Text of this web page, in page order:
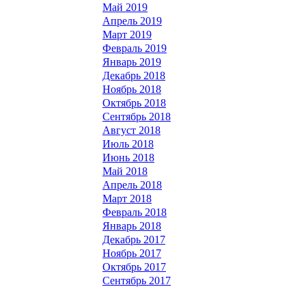
Май 2019
Апрель 2019
Март 2019
Февраль 2019
Январь 2019
Декабрь 2018
Ноябрь 2018
Октябрь 2018
Сентябрь 2018
Август 2018
Июль 2018
Июнь 2018
Май 2018
Апрель 2018
Март 2018
Февраль 2018
Январь 2018
Декабрь 2017
Ноябрь 2017
Октябрь 2017
Сентябрь 2017